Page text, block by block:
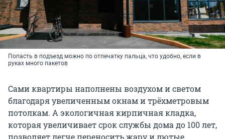
Попасть в подъезд можно по отпечатку пальца, что удобно, если в
руках много пакетов
Сами квартиры наполнены воздухом и светом
благодаря увеличенным окнам и трёхметровым
потолкам. А экологичная кирпичная кладка,
которая увеличивает срок службы дома до 100 лет,